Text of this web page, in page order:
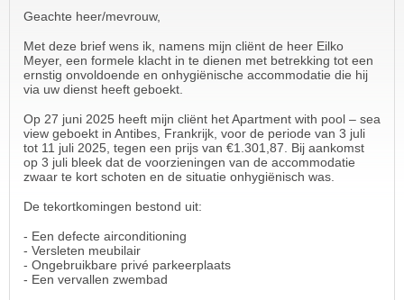
Geachte heer/mevrouw,
Met deze brief wens ik, namens mijn cliënt de heer Eilko
Meyer, een formele klacht in te dienen met betrekking tot een
ernstig onvoldoende en onhygiënische accommodatie die hij
via uw dienst heeft geboekt.
Op 27 juni 2025 heeft mijn cliënt het Apartment with pool – sea
view geboekt in Antibes, Frankrijk, voor de periode van 3 juli
tot 11 juli 2025, tegen een prijs van €1.301,87. Bij aankomst
op 3 juli bleek dat de voorzieningen van de accommodatie
zwaar te kort schoten en de situatie onhygiënisch was.
De tekortkomingen bestond uit:
- Een defecte airconditioning
- Versleten meubilair
- Ongebruikbare privé parkeerplaats
- Een vervallen zwembad